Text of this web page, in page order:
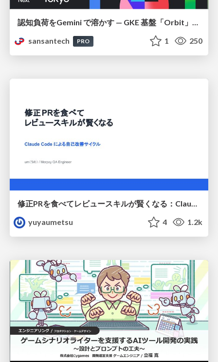
認知負荷をGemini で溶かす — GKE 基盤「Orbit」における AI エージェントの実践
sansantech
PRO 1 250
yuyaumetsu
4 1.2k